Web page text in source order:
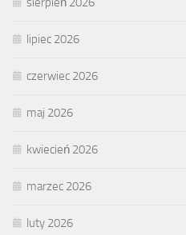
lipiec 2026
czerwiec 2026
maj 2026
kwiecień 2026
marzec 2026
luty 2026